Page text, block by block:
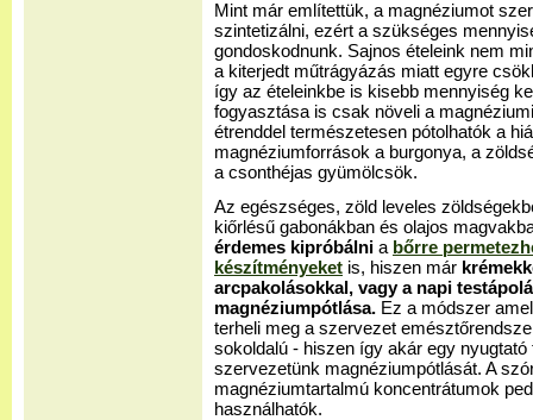
Mint már említettük, a magnéziumot
szintetizálni, ezért a szükséges
gondoskodnunk. Sajnos ételeink nem
a kiterjedt műtrágyázás miatt egyre
így az ételeinkbe is kisebb mennyiség
fogyasztása is csak növeli a
étrenddel természetesen pótolhatók a
magnéziumforrások a burgonya, a
a csonthéjas gyümölcsök.
Az egészséges, zöld leveles
kiőrlésű gabonákban és olajos
érdemes kipróbálni a bőrre
készítményeket is, hiszen már
arcpakolásokkal, vagy a napi
magnéziumpótlása. Ez a módszer
terheli meg a szervezet
sokoldalú - hiszen így akár egy
szervezetünk magnéziumpótlását. A
magnéziumtartalmú koncentrátumok
használhatók.